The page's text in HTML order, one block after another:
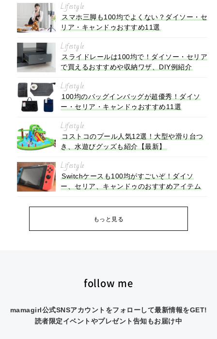
Lifestyle
スマホ三脚も100均でよくない？ダイソー・セ
リア・キャンドゥおすすめ11選
Lifestyle
スライドレールは100均で！ダイソー・セリア
で買えるおすすめや収納ワザ、DIY例紹介
Lifestyle
100均のバッグインバッグが超優秀！ダイソ
ー・セリア・キャンドゥおすすめ11選
Lifestyle
コストコのプール人気12選！大型や滑り台つ
き、水遊びグッズも紹介【最新】
Lifestyle
Switchケースも100均がすごいぞ！ダイソ
ー、セリア、キャンドゥのおすすめアイテム
もっと見る
follow me
mamagirl公式SNSアカウントをフォローして最新情報をGET!
読者限定イベントやプレゼント告知もお届け中